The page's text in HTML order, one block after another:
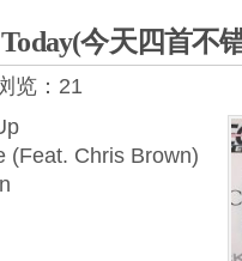
今天四首不
览：21
(Feat. Chris Brown)